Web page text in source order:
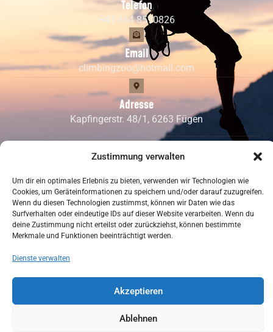
Zustimmung verwalten
Um dir ein optimales Erlebnis zu bieten, verwenden wir Technologien wie
Cookies, um Geräteinformationen zu speichern und/oder darauf zuzugreifen.
Wenn du diesen Technologien zustimmst, können wir Daten wie das
Surfverhalten oder eindeutige IDs auf dieser Website verarbeiten. Wenn du
deine Zustimmung nicht erteilst oder zurückziehst, können bestimmte
Merkmale und Funktionen beeinträchtigt werden.
Dienste verwalten
Akzeptieren
Ablehnen
Telefon
+43 664 8590826
Email
climbingzoo@hotmail.com
Adresse
Kapfingerstr. 48/1, 6263 Fügen
Datenschutzerklärung Impressum
Cookie-Richtlinie (EU)
© 2024 Climbing Zoo • Alle Rechte vorbehalten